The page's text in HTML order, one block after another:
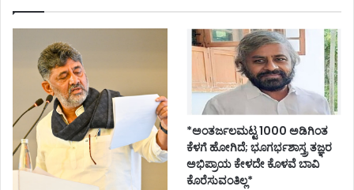
*ಅಂತರ್ಜಲಮಟ್ಟ 1000 ಅಡಿಗಿಂತ
ಕೆಳಗೆ ಹೋಗಿದೆ; ಭೂಗರ್ಭಶಾಸ್ತ್ರ ತಜ್ಞರ
ಅಭಿಪ್ರಾಯ ಕೇಳದೇ ಕೊಳವೆ ಬಾವಿ
ಕೊರೆಸುವಂತಿಲ್ಲ*